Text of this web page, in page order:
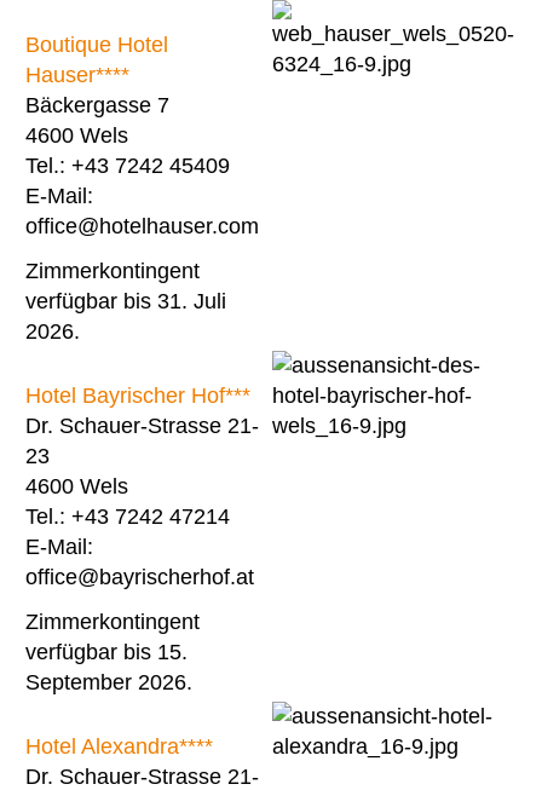
Boutique Hotel
Hauser****
Bäckergasse 7
4600 Wels
Tel.: +43 7242 45409
E-Mail:
office@hotelhauser.com
Zimmerkontingent
verfügbar bis 31. Juli
2026.
Hotel Bayrischer Hof***
Dr. Schauer-Strasse 21-
23
4600 Wels
Tel.: +43 7242 47214
E-Mail:
office@bayrischerhof.at
Zimmerkontingent
verfügbar bis 15.
September 2026.
Hotel Alexandra****
Dr. Schauer-Strasse 21-